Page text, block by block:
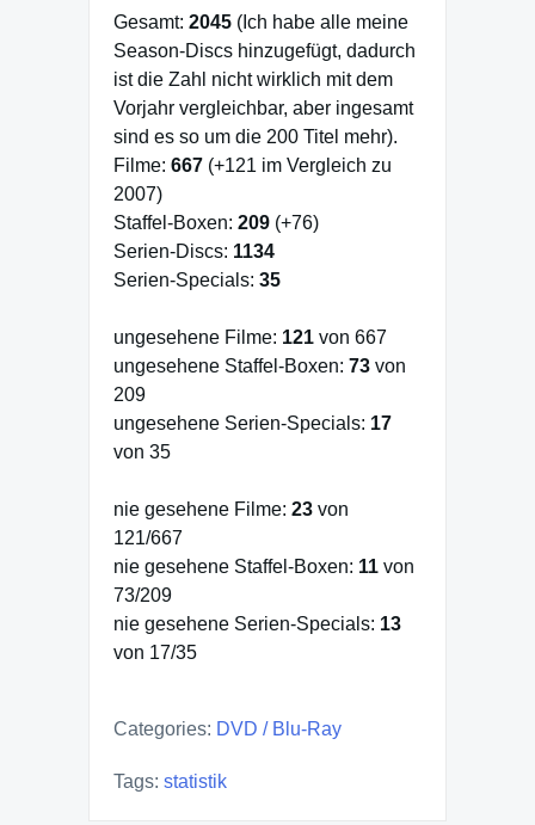
Gesamt: 2045 (Ich habe alle meine
Season-Discs hinzugefügt, dadurch
ist die Zahl nicht wirklich mit dem
Vorjahr vergleichbar, aber ingesamt
sind es so um die 200 Titel mehr).
Filme: 667 (+121 im Vergleich zu
2007)
Staffel-Boxen: 209 (+76)
Serien-Discs: 1134
Serien-Specials: 35
ungesehene Filme: 121 von 667
ungesehene Staffel-Boxen: 73 von
209
ungesehene Serien-Specials: 17
von 35
nie gesehene Filme: 23 von
121/667
nie gesehene Staffel-Boxen: 11 von
73/209
nie gesehene Serien-Specials: 13
von 17/35
Categories: DVD / Blu-Ray
Tags: statistik